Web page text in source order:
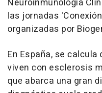
Neuroinmunología
las jornadas
organizadas por
En España, se
viven con esclerosis
que abarca una gran